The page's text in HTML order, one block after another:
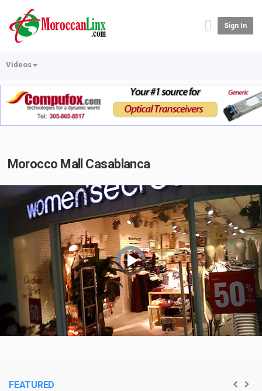
Sign In
Videos
Morocco Mall Casablanca
Video
Player
is
loading.
Play
Video
FEATURED